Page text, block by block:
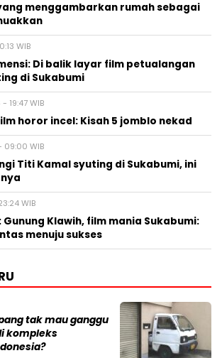
menggambarkan rumah sebagai
WIB
Di balik layar film petualangan
di Sukabumi
19:47 WIB
horor incel: Kisah 5 jomblo nekad
09:00 WIB
Titi Kamal syuting di Sukabumi, ini
WIB
Gunung Klawih, film mania Sukabumi:
menuju sukses
tak mau ganggu
kompleks